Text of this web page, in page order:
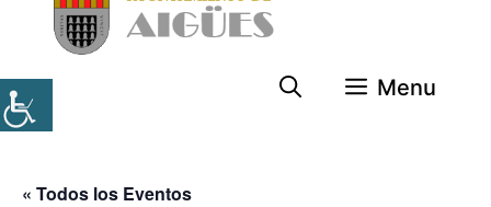
Menu
« Todos los Eventos